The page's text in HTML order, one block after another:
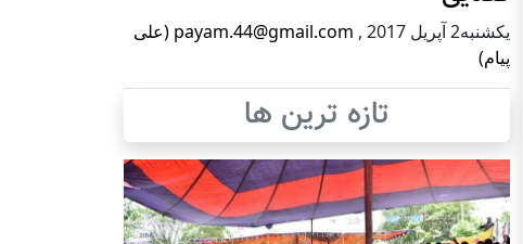
يكشنبه2 آپریل 2017 ,
payam.44@gmail.com (علی
پیام)
تازه ترین ها